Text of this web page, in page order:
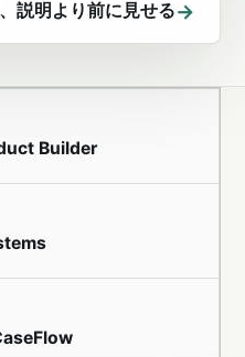
説明より前に見せる→
Builder